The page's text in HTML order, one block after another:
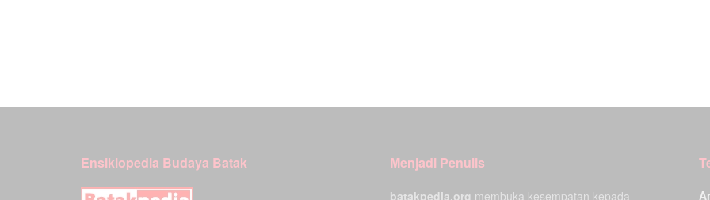
Ensiklopedia Budaya Batak Menjadi Penulis
batakpedia.org membuka kesempatan kepada